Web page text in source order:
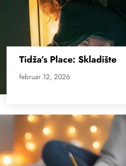
Tidža’s Place: Skladište
februar 12, 2026